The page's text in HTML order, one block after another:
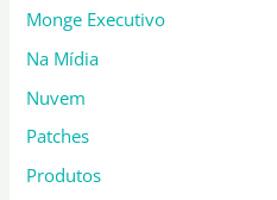
Monge Executivo
Na Mídia
Nuvem
Patches
Produtos